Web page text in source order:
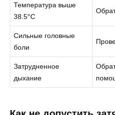
Температура выше
38.5°С
Сильные головные
боли
Затрудненное
дыхание